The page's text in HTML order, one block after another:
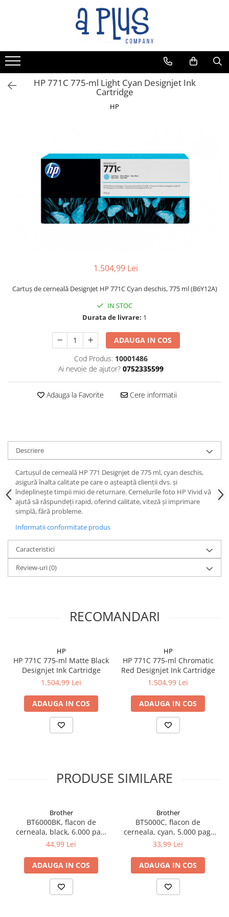
HP 771C 775-ml Light Cyan Designjet Ink
Cartridge
HP
1.504,99 Lei
Cartuş de cerneală DesignJet HP 771C Cyan deschis, 775 ml (B6Y12A)
IN STOC
Durata de livrare: 1
ADAUGA IN COS
Cod Produs: 10001486
Ai nevoie de ajutor? 0752335599
Adauga la Favorite Cere informatii
Descriere
Cartuşul de cerneală HP 771 Designjet de 775 ml, cyan deschis,
asigură înalta calitate pe care o aşteaptă clienţii dvs. şi
îndeplineşte timpii mici de returnare. Cernelurile foto HP Vivid vă
ajută să răspundeţi rapid, oferind calitate, viteză şi imprimare
simplă, fără probleme.
Informatii conformitate produs
Caracteristici
Review-uri(0)
RECOMANDARI
HP
HP 771C 775-ml Matte Black
Designjet Ink Cartridge
1.504,99 Lei
ADAUGA IN COS
HP
HP 771C 775-ml Chromatic
Red Designjet Ink Cartridge
1.504,99 Lei
ADAUGA IN COS
PRODUSE SIMILARE
Brother
BT6000BK, flacon de
cerneala, black, 6.000 pag,
Ink Benefit DCP-
44,99 Lei
ADAUGA IN COS
Brother
BT5000C, flacon de
cerneala, cyan, 5.000 pag,
Ink Benefit DCP-
33,99 Lei
ADAUGA IN COS